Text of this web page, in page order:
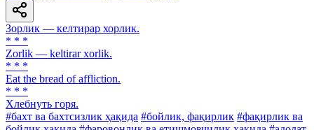
Зорлик — келтирар хорлик.
* * *
Zorlik — keltirar xorlik.
* * *
Eat the bread of affliction.
* * *
Хлебнуть горя.
#бахт ва бахтсизлик ҳақида #бойлик, фақирлик #фақирлик ва